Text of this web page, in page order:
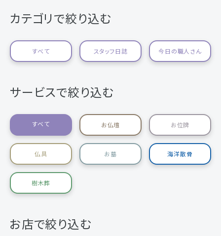
カテゴリで絞り込む
すべて スタッフ日誌 今日の職人さん
サービスで絞り込む
すべて お仏壇 お位牌
仏具 お墓 海洋散骨
樹木葬
お店で絞り込む